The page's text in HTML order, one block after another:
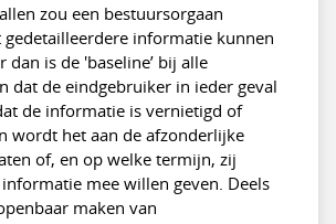
zou een bestuursorgaan
gedetailleerdere informatie kunnen
dan is de 'baseline’ bij alle
dat de eindgebruiker in ieder geval
de informatie is vernietigd of
wordt het aan de afzonderlijke
of, en op welke termijn, zij
mee willen geven. Deels
maken van